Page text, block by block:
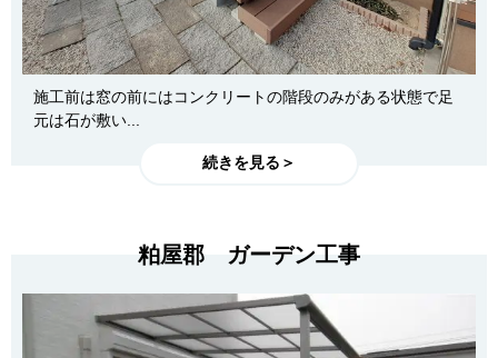
施工前は窓の前にはコンクリートの階段のみがある状態で足
元は石が敷い...
続きを見る＞
粕屋郡 ガーデン工事